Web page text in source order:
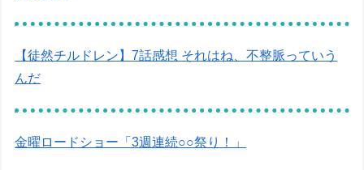
【徒然チルドレン】7話感想 それはね、不整脈っていう
んだ
金曜ロードショー「3週連続○○祭り！」